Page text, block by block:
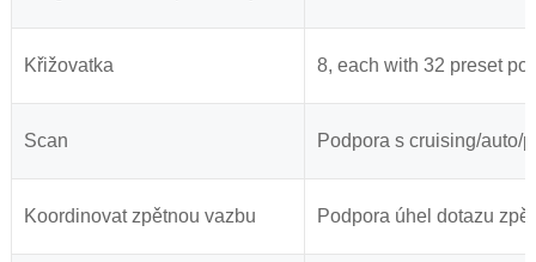
Křižovatka 8, each with 32 preset
Scan Podpora s cruising/auto/
Koordinovat zpětnou vazbu Podpora úhel dotazu